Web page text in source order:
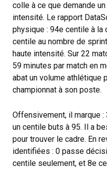
colle à ce que demande
intensité. Le rapport
physique : 94e centile à la
centile au nombre de
haute intensité. Sur 22
59 minutes par match en
abat un volume athlétique
championnat à son poste.
Offensivement, il marque
un centile buts à 95. Il a
pour trouver le cadre. En
identifiées : 0 passe
centile seulement, et 8e